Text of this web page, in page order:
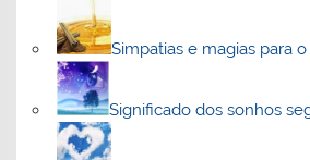
Simpatias e magias para
Significado dos sonhos